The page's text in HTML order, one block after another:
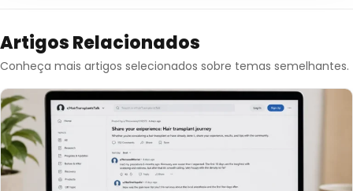
Artigos Relacionados
Conheça mais artigos selecionados sobre temas semelhantes.